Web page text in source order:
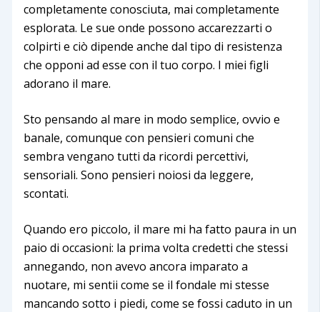
completamente conosciuta, mai completamente
esplorata. Le sue onde possono accarezzarti o
colpirti e ciò dipende anche dal tipo di resistenza
che opponi ad esse con il tuo corpo. I miei figli
adorano il mare.
Sto pensando al mare in modo semplice, ovvio e
banale, comunque con pensieri comuni che
sembra vengano tutti da ricordi percettivi,
sensoriali. Sono pensieri noiosi da leggere,
scontati.
Quando ero piccolo, il mare mi ha fatto paura in un
paio di occasioni: la prima volta credetti che stessi
annegando, non avevo ancora imparato a
nuotare, mi sentii come se il fondale mi stesse
mancando sotto i piedi, come se fossi caduto in un